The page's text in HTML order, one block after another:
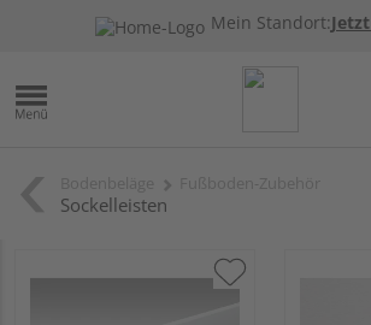
Mein Standort:
Sockelleisten